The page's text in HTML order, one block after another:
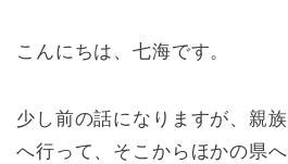
こんにちは、七海です。
少し前の話になりますが、親
へ行って、そこからほかの県